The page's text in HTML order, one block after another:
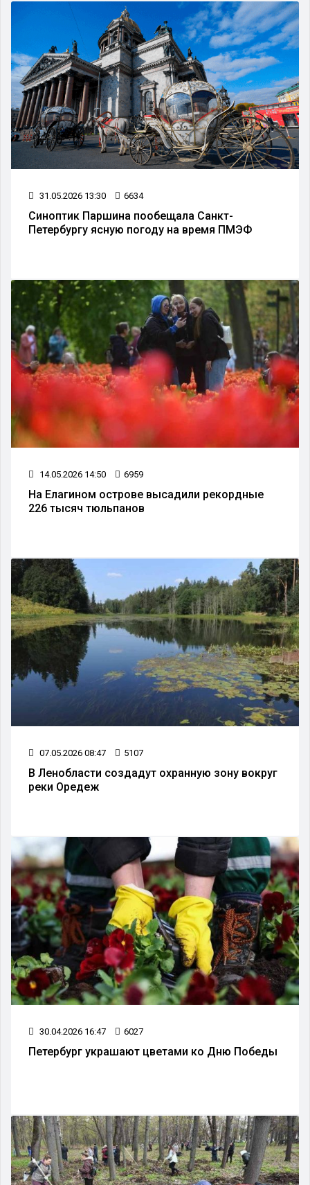
31.05.2026 13:30 6634
Синоптик Паршина пообещала Санкт-
Петербургу ясную погоду на время ПМЭФ
14.05.2026 14:50 6959
На Елагином острове высадили рекордные
226 тысяч тюльпанов
07.05.2026 08:47 5107
В Ленобласти создадут охранную зону вокруг
реки Оредеж
30.04.2026 16:47 6027
Петербург украшают цветами ко Дню Победы